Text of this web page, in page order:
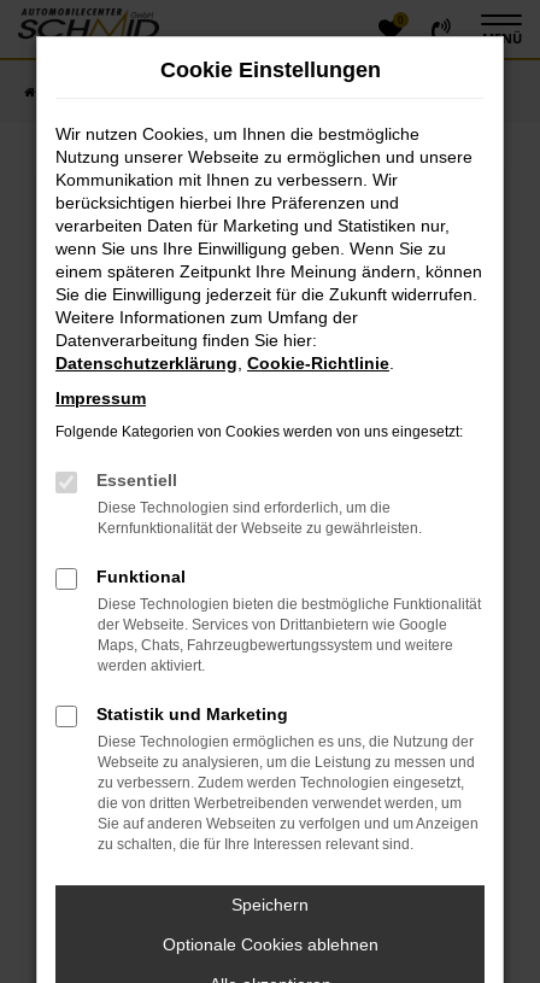
Zum
Hauptinhalt
0
MENÜ
Fehler: Network Error
Beim Laden ist ein Fehler aufgetreten.
Hier sind ein paar Tipps, die dir helfen können:
Überprüfe deine Firewall und deine
Internetverbindung.
Laden andere Webseiten, zum Beispiel deine
Suchmaschine?
Prüfe deine Browsererweiterungen.
das Laden bestimmter Seiten verhindern.
Funktioniert die Seite in einem anderen Browser
oder in einem privaten Fenster?
Das kann manchmal helfen, vorübergehende
Probleme zu beheben.
Stelle sicher, dass dein Browser und dein
Betriebssystem auf dem neuesten Stand sind.
Sicherheitsrisiko, sondern kann auch dazu führen,
dass bestimmte Funktionen nicht mehr
unterstützt werden.
Wende dich an den Webseitenbetreiber.
Wenn du alle oben genannten Schritte versucht
hast, kontaktiere uns bitte. Wir werden versuchen,
das Problem zu beheben. Du kannst uns diesen
Text schicken, um uns bei der Fehlersuche zu
unterstützen:
Cookie Einstellungen
Wir nutzen Cookies, um Ihnen die bestmögliche
Nutzung unserer Webseite zu ermöglichen und unsere
Kommunikation mit Ihnen zu verbessern. Wir
berücksichtigen hierbei Ihre Präferenzen und
verarbeiten Daten für Marketing und Statistiken nur,
wenn Sie uns Ihre Einwilligung geben. Wenn Sie zu
einem späteren Zeitpunkt Ihre Meinung ändern, können
Sie die Einwilligung jederzeit für die Zukunft widerrufen.
Weitere Informationen zum Umfang der
Datenverarbeitung finden Sie hier:
Datenschutzerklärung Cookie-Richtlinie
Impressum
Folgende Kategorien von Cookies werden von uns eingesetzt:
Essentiell
Diese Technologien sind erforderlich, um die
Kernfunktionalität der Webseite zu gewährleisten.
Funktional
Diese Technologien bieten die bestmögliche Funktionalität
der Webseite. Services von Drittanbietern wie Google
Maps, Chats, Fahrzeugbewertungssystem und weitere
werden aktiviert.
Statistik und Marketing
Diese Technologien ermöglichen es uns, die Nutzung der
Webseite zu analysieren, um die Leistung zu messen und
zu verbessern. Zudem werden Technologien eingesetzt,
die von dritten Werbetreibenden verwendet werden, um
Sie auf anderen Webseiten zu verfolgen und um Anzeigen
zu schalten, die für Ihre Interessen relevant sind.
Speichern
Optionale Cookies ablehnen